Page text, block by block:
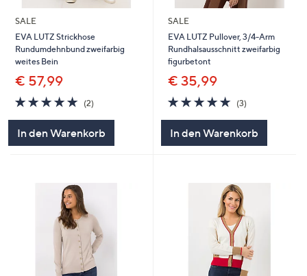
SALE
EVA LUTZ Strickhose
Rundumdehnbund zweifarbig
weites Bein
€ 57,99
5.0
von
5
(2)
In den Warenkorb
SALE
EVA LUTZ Pullover, 3/4-Arm
Rundhalsausschnitt zweifarbig
figurbetont
€ 35,99
5.0
von
(3)3
In den Warenkorb